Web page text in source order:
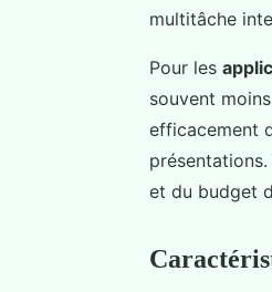
multitâche
Pour les
souvent
efficacement
et du budget